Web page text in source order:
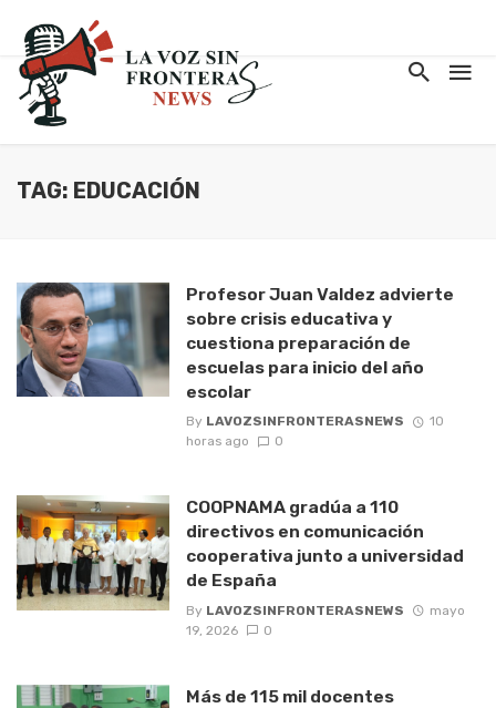
TAG: EDUCACIÓN
Profesor Juan Valdez advierte
sobre crisis educativa y
cuestiona preparación de
escuelas para inicio del año
escolar
By LAVOZSINFRONTERASNEWS
10
horas ago
0
COOPNAMA gradúa a 110
directivos en comunicación
cooperativa junto a universidad
de España
By LAVOZSINFRONTERASNEWS
mayo
19, 2026
0
Más de 115 mil docentes